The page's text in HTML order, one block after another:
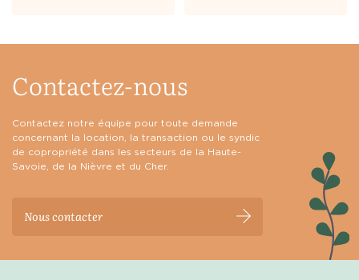
Contactez-nous
Contactez notre équipe pour toute demande
concernant la location, la transaction ou le syndic
de copropriété dans les secteurs de la Haute-
Savoie, de la Nièvre et du Cher.
Nous contacter